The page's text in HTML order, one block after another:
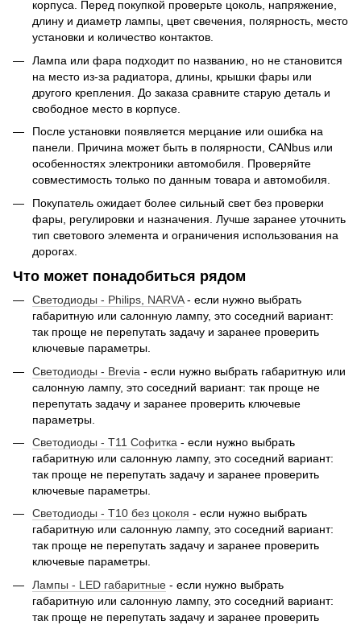
корпуса. Перед покупкой проверьте цоколь, напряжение,
длину и диаметр лампы, цвет свечения, полярность, место
установки и количество контактов.
Лампа или фара подходит по названию, но не становится
на место из-за радиатора, длины, крышки фары или
другого крепления. До заказа сравните старую деталь и
свободное место в корпусе.
После установки появляется мерцание или ошибка на
панели. Причина может быть в полярности, CANbus или
особенностях электроники автомобиля. Проверяйте
совместимость только по данным товара и автомобиля.
Покупатель ожидает более сильный свет без проверки
фары, регулировки и назначения. Лучше заранее уточнить
тип светового элемента и ограничения использования на
дорогах.
Что может понадобиться рядом
Светодиоды - Philips, NARVA- если нужно выбрать
габаритную или салонную лампу, это соседний вариант:
так проще не перепутать задачу и заранее проверить
ключевые параметры.
Светодиоды - Brevia - если нужно выбрать габаритную или
салонную лампу, это соседний вариант: так проще не
перепутать задачу и заранее проверить ключевые
параметры.
Светодиоды - T11 Софитка - если нужно выбрать
габаритную или салонную лампу, это соседний вариант:
так проще не перепутать задачу и заранее проверить
ключевые параметры.
Светодиоды - T10 без цоколя - если нужно выбрать
габаритную или салонную лампу, это соседний вариант:
так проще не перепутать задачу и заранее проверить
ключевые параметры.
Лампы - LED габаритные - если нужно выбрать
габаритную или салонную лампу, это соседний вариант:
так проще не перепутать задачу и заранее проверить